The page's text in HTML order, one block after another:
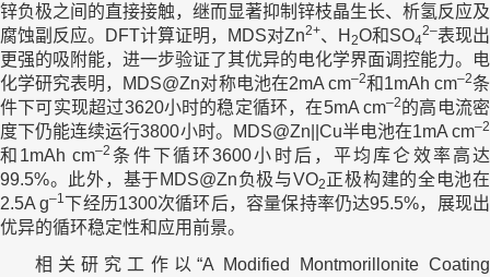
锌负极之间的直接接触，继而显著抑制锌枝晶生长、析氢反应及
腐蚀副反应。DFT计算证明，MDS对Zn2+、H 2O和SO4
2–表现出
更强的吸附能，进一步验证了其优异的电化学界面调控能力。电
化学研究表明，MDS@Zn对称电池在2mA cm–2和1mAh cm–2条
件下可实现超过3620小时的稳定循环，在5mA cm–2的高电流密
度下仍能连续运行3800小时。MDS@Zn||Cu半电池在1mA cm–2
和1mAh cm–2 条件下循环3600小时后，平均库仑效率高达
99.5%。此外，基于MDS@Zn负极与VO2正极构建的全电池在
2.5A g–1下经历1300次循环后，容量保持率仍达95.5%，展现出
优异的循环稳定性和应用前景。
相关研究工作以“A Modified Montmorillonite Coating